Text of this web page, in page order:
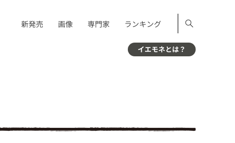
新発売 画像 専門家 ランキング
イエモネとは？